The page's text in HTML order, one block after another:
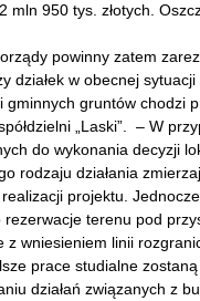
mln 950 tys. złotych.
powinny zatem
działek w obecnej
gminnych gruntów chodzi
„Laski”. – W
do wykonania decyzji
rodzaju działania
projektu.
rezerwacje terenu pod
z wniesieniem linii
prace studialne
działań związanych z